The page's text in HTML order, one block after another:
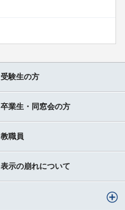
受験生の方
卒業生・同窓会の方
教職員
表示の崩れについて